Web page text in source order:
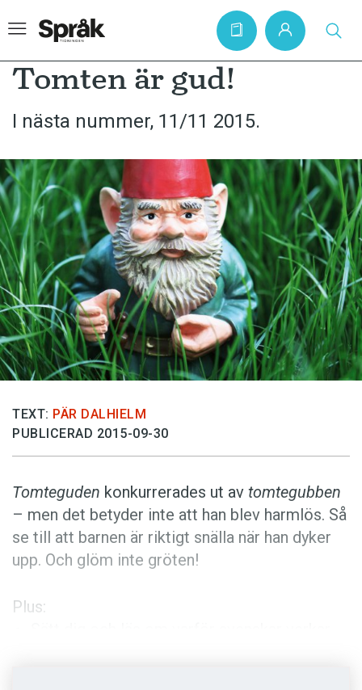
Hem
Artiklar
Krönikor
Språkfrågor
Skrivtips
Bokrecensioner
Kviss
Podden
Anmäl till språkpolisen
Annonsera
Prenumerera
Läs Språktidningen digitalt
Press
Tomten är gud!
I nästa nummer, 11/11 2015.
TEXT: PÄR DALHIELM
PUBLICERAD 2015-09-30
Tomteguden konkurrerades ut av tomtegubben
– men det betyder inte att han blev harmlös. Så
se till att barnen är riktigt snälla när han dyker
upp. Och glöm inte gröten!
Plus: